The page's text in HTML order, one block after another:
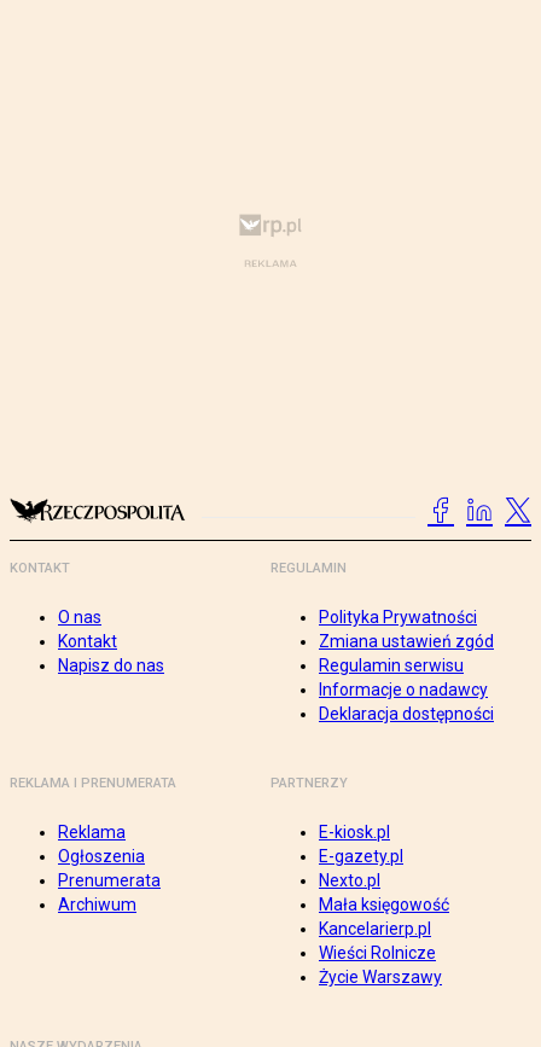
KONTAKT
O nas
Kontakt
Napisz do nas
REGULAMIN
Polityka Prywatności
Zmiana ustawień zgód
Regulamin serwisu
Informacje o nadawcy
Deklaracja dostępności
REKLAMA I PRENUMERATA
Reklama
Ogłoszenia
Prenumerata
Archiwum
PARTNERZY
E-kiosk.pl
E-gazety.pl
Nexto.pl
Mała księgowość
Kancelarierp.pl
Wieści Rolnicze
Życie Warszawy